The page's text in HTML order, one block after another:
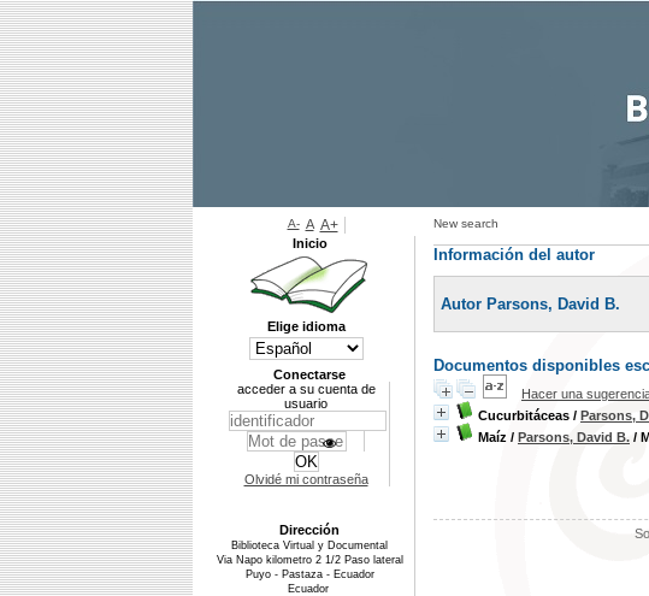
New search
Información del autor
Autor Parsons, David B.
Documentos disponibles
Hacer una
Cucurbitáceas / Parsons,
Maíz / Parsons, David B. /
A- A A+
Inicio
Elige idioma
Conectarse
acceder a su cuenta de
usuario
Olvidé mi contraseña
Dirección
Biblioteca Virtual y Documental
Via Napo kilometro 2 1/2 Paso lateral
Puyo - Pastaza - Ecuador
Ecuador